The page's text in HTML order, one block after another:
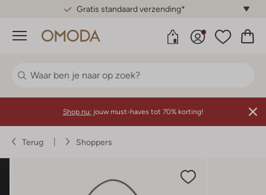
Gratis standaard verzending*
Menu
Shop nu: jouw must-haves tot 70% korting!
Terug Shoppers